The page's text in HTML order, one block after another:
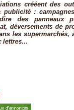
crééent des
publicité :
des panneaux
déversements de
les supermarchés,
lettres...